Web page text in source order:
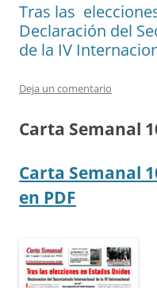
Tras las
Declaración del
de la IV
Deja un comentario
Carta Semanal
Carta Semanal
en PDF